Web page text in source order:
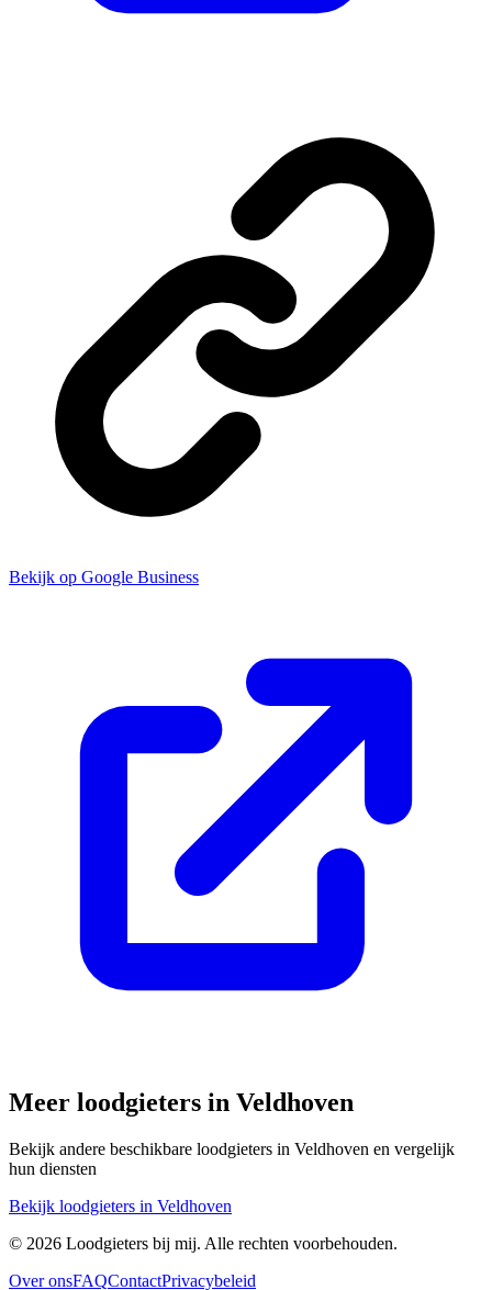
Bekijk op Google Business
Meer loodgieters in Veldhoven
Bekijk andere beschikbare loodgieters in Veldhoven en vergelijk
hun diensten
Bekijk loodgieters in Veldhoven
© 2026 Loodgieters bij mij. Alle rechten voorbehouden.
Over onsFAQContactPrivacybeleid